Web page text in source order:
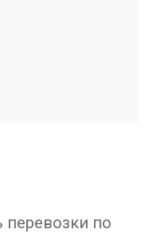
перевозки по